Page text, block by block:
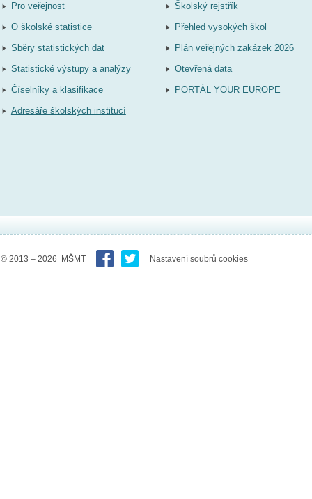
Pro veřejnost
O školské statistice
Sběry statistických dat
Statistické výstupy a analýzy
Číselníky a klasifikace
Adresáře školských institucí
Školský rejstřík
Přehled vysokých škol
Plán veřejných zakázek 2026
Otevřená data
PORTÁL YOUR EUROPE
© 2013 – 2026 MŠMT Nastavení soubrů cookies